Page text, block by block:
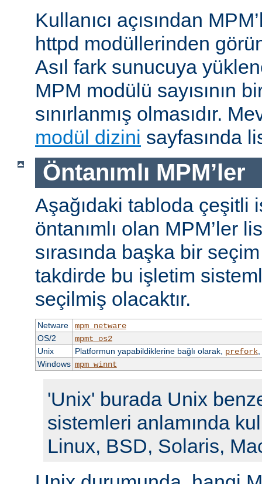
Kullanıcı açısından
httpd modüllerinden
Asıl fark sunucuya
MPM modülü sayısının
sınırlanmış olmasıdır.
modül dizini sayfasında
Öntanımlı MPM’ler
Aşağıdaki tabloda çeşitli
öntanımlı olan MPM’ler
sırasında başka bir seçim
takdirde bu işletim
seçilmiş olacaktır.
Netware
mpm_netware
OS/2
mpmt_os2
Unix
Platformun yapabildiklerine bağlı olarak, prefork,
Windows mpm_winnt
'Unix' burada Unix
sistemleri anlamında
Linux, BSD, Solaris,